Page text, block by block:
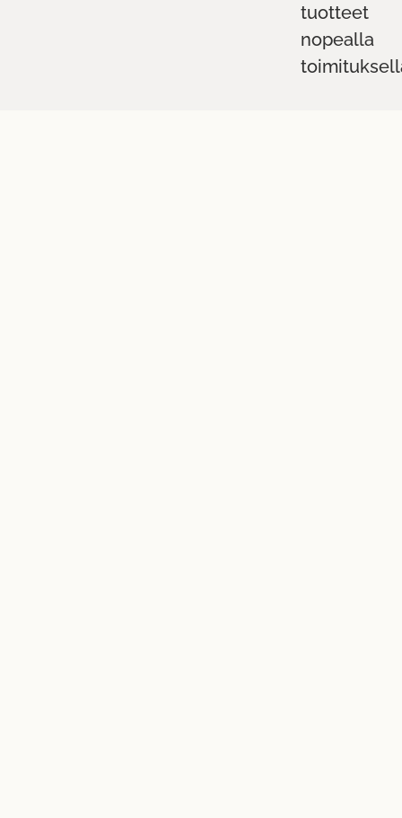
tuotteet
nopealla